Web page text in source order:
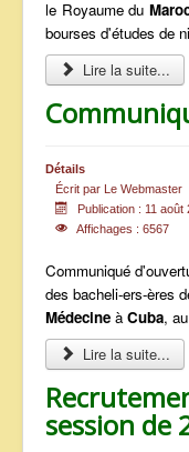
le Royaume du
bourses d'études de
Lire la suite...
Détails
Écrit par Le Webmaster
Publication : 11 août
Affichages : 6567
Communiqué
des bacheli-ers-ères
Médecine àCuba,
Lire la suite...
session de